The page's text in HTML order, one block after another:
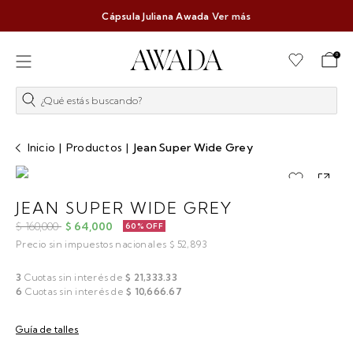
Cápsula Juliana Awada Ver más
0
¿Qué estás buscando?
Inicio | Productos | Jean Super Wide Grey
JEAN SUPER WIDE GREY
$ 160,000 $ 64,000 60% OFF
Precio sin impuestos nacionales $ 52,893
3 Cuotas sin interés de $ 21,333.33
6 Cuotas sin interés de $ 10,666.67
Guía de talles